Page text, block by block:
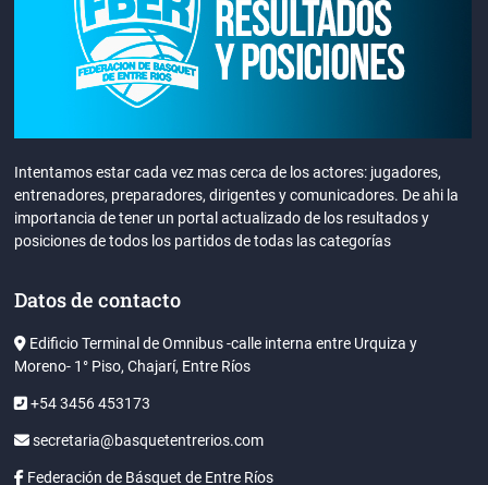
Intentamos estar cada vez mas cerca de los actores: jugadores,
entrenadores, preparadores, dirigentes y comunicadores. De ahi la
importancia de tener un portal actualizado de los resultados y
posiciones de todos los partidos de todas las categorías
Datos de contacto
Edificio Terminal de Omnibus -calle interna entre Urquiza y
Moreno- 1° Piso, Chajarí, Entre Ríos
+54 3456 453173
secretaria@basquetentrerios.com
Federación de Básquet de Entre Ríos